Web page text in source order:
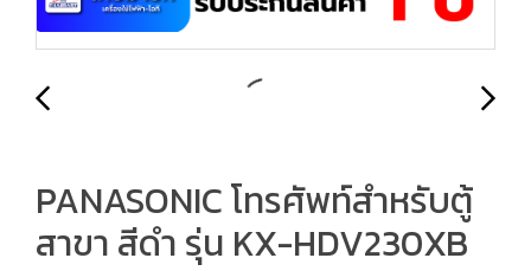
PANASONIC โทรศัพท์สำหรับตู้
สาขา สีดำ รุ่น KX-HDV230XB